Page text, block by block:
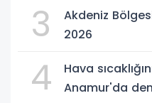
3
Akdeniz
2026
4
Hava
Anamur'da